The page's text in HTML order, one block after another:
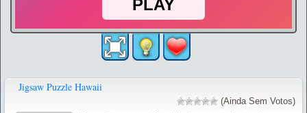
Jigsaw Puzzle Hawaii
(Ainda Sem Votos)